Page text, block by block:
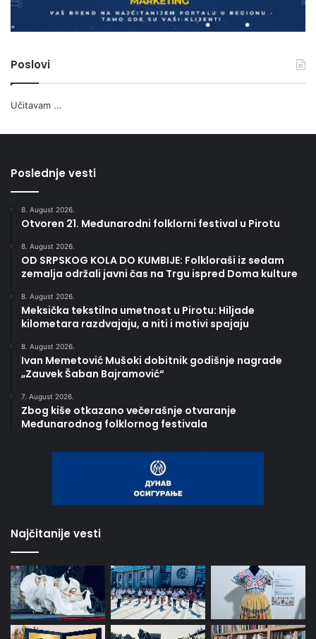
Poslovi
Učitavam ...
Poslednje vesti
8. August 2026.
Otvoren 21. Međunarodni folklorni festival u Pirotu
8. August 2026.
OD SRPSKOG KOLA DO KUMBIJE: Folkloraši iz sedam
zemalja održali javni čas na Trgu ispred Doma kulture
8. August 2026.
Meksička tekstilna umetnost u Pirotu: Hiljade
kilometara razdvajaju, a niti i motivi spajaju
8. August 2026.
Ivan Memetović Mušoki dobitnik godišnje nagrade
„Zauvek Šaban Bajramović“
7. August 2026.
Zbog kiše otkazano večerašnje otvaranje
Međunarodnog folklornog festivala
Najčitanije vesti